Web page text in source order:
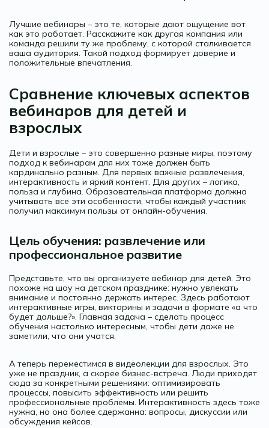
Лучшие вебинары – это те, которые дают ощущение вот
как это работает. Расскажите как другая компания или
команда решили ту же проблему, с которой сталкивается
ваша аудитория. Такой подход формирует доверие и
положительные впечатления.
Сравнение ключевых аспектов
вебинаров для детей и
взрослых
Дети и взрослые – это совершенно разные миры, поэтому
подход к вебинарам для них тоже должен быть
кардинально разным. Для первых важные развлечения,
интерактивность и яркий контент. Для других – логика,
польза и глубина. Образовательная платформа должна
учитывать все эти особенности, чтобы каждый участник
получил максимум пользы от онлайн-обучения.
Цель обучения: развлечение или
профессиональное развитие
Представьте, что вы организуете вебинар для детей. Это
похоже на шоу на детском празднике: нужно увлекать
внимание и постоянно держать интерес. Здесь работают
интерактивные игры, викторины и задачи в формате «а что
будет дальше?». Главная задача – сделать процесс
обучения настолько интересным, чтобы дети даже не
заметили, что они учатся.
А теперь переместимся в видеолекции для взрослых. Это
уже не праздник, а скорее бизнес-встреча. Люди приходят
сюда за конкретными решениями: оптимизировать
процессы, повысить эффективность или решить
профессиональные проблемы. Интерактивность здесь тоже
нужна, но она более сдержанна: вопросы, дискуссии или
обсуждения кейсов.